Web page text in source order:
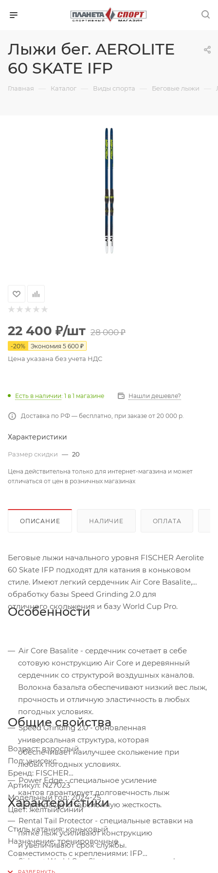
Лыжи бег. AEROLITE
60 SKATE IFP
Главная — Каталог — Виды спорта — Беговые лыжи —
22 400 ₽/шт 28 000₽
-20% Экономия 5 600 ₽
Цена указана без учета НДС
Есть в наличии: 1 в 1 магазине Нашли дешевле?
Доставка по РФ — бесплатно, при заказе от 20 000 р.
Характеристики
Размер скидки — 20
Цена действительна только для интернет-магазина и может
отличаться от цен в розничных магазинах
ОПИСАНИЕ НАЛИЧИЕ ОПЛАТА
Беговые лыжи начального уровня FISCHER Aerolite
60 Skate IFP подходят для катания в коньковом
стиле. Имеют легкий сердечник Air Core Basalite,
обработку базы Speed Grinding 2.0 для
отличного скольжения и базу World Cup Pro.
Особенности
Air Core Basalite - сердечник сочетает в себе
сотовую конструкцию Air Core и деревянный
сердечник со структурой воздушных каналов.
Волокна базальта обеспечивают низкий вес лыж,
прочность и отличную эластичность в любых
погодных условиях.
Speed Grinding 2.0 - обновленная
универсальная структура, которая
обеспечивает наилучшее скольжение при
любых погодных условиях.
Power Edge - cпециальное усиление
кантов гарантирует долговечность лыж
и прекрасную торсионную жесткость.
Rental Tail Protector - cпециальные вставки на
пятке лыж усиливают конструкцию
и увеличивают срок службы.
Sidecut World Cup Skate - стреловидная форма
Общие свойства
Возраст: взрослый
Пол: унисекс
Бренд: FISCHER
Артикул: N27023
Модельный год: 2024-25
Цвет: желтый/синий
Характеристики
Стиль катания: коньковый
Назначение: тренировочные
Совместимость с креплениями: IFP